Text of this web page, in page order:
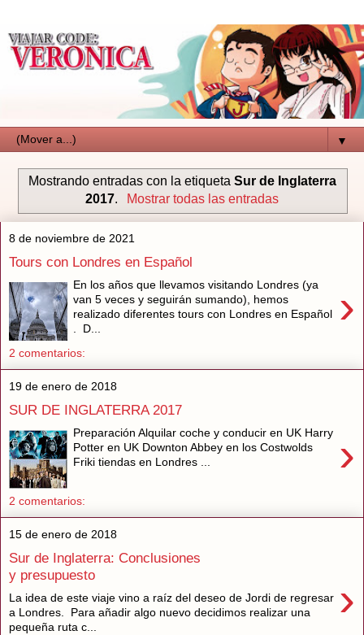
▼
Mostrando entradas con la etiqueta Sur de Inglaterra
2017. Mostrar todas las entradas
8 de noviembre de 2021
Tours con Londres en Español
›
En los años que llevamos visitando Londres (ya
van 5 veces y seguirán sumando), hemos
realizado diferentes tours con Londres en Español
. D...
2 comentarios:
19 de enero de 2018
SUR DE INGLATERRA 2017
›
Preparación Alquilar coche y conducir en UK Harry
Potter en UK Downton Abbey en los Costwolds
Friki tiendas en Londres ...
2 comentarios:
15 de enero de 2018
Sur de Inglaterra: Conclusiones
y presupuesto
›
La idea de este viaje vino a raíz del deseo de Jordi de regresar
a Londres. Para añadir algo nuevo decidimos realizar una
pequeña ruta c...